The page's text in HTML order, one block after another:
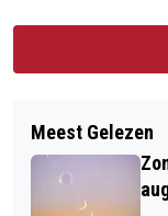
Meest Gelezen